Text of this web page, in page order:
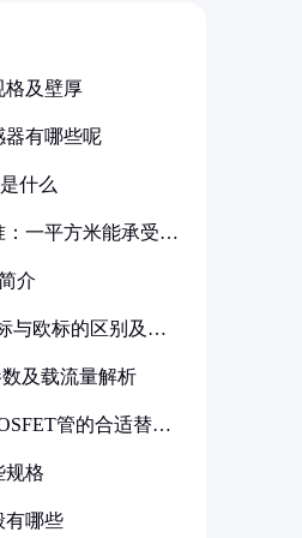
格及壁厚
器有哪些呢
什么
一平方米能承受多
介
与欧标的区别及其
及载流量解析
管的合适替代
规格
有哪些